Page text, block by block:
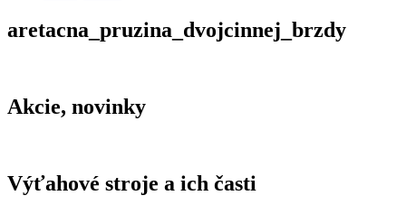
aretacna_pruzina_dvojcinnej_brzdy
Akcie, novinky
Výťahové stroje a ich časti